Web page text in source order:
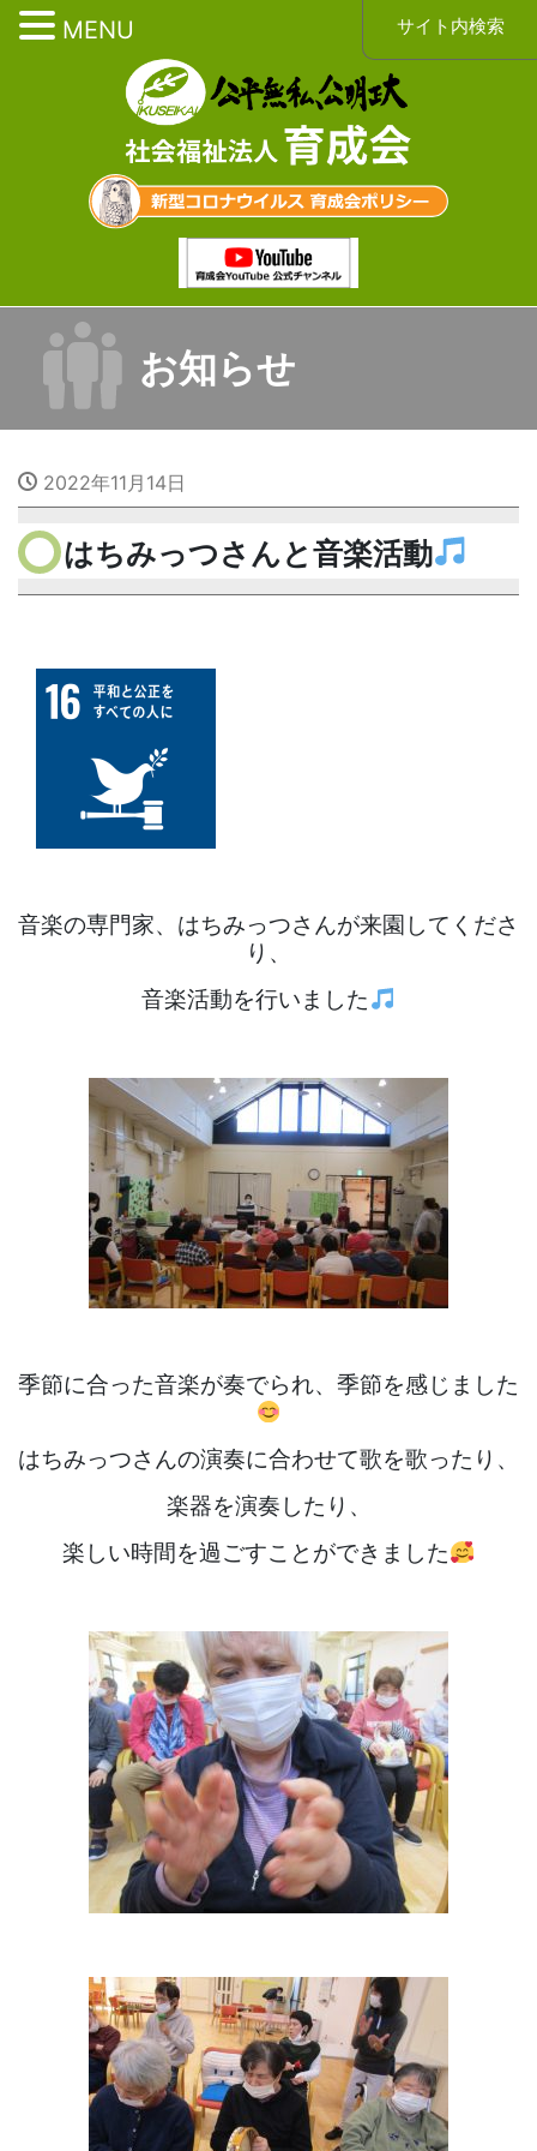
お知らせ
2022年11月14日
はちみっつさんと音楽活動
音楽の専門家、はちみっつさんが来園してくださ
り、
音楽活動を行いました
季節に合った音楽が奏でられ、季節を感じました
はちみっつさんの演奏に合わせて歌を歌ったり、
楽器を演奏したり、
楽しい時間を過ごすことができました
サイト内検索
MENU